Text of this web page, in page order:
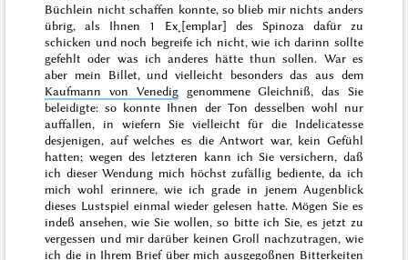
Büchlein nicht schaffen konnte, so blieb mir nichts anders
übrig, als Ihnen 1 Ex˖[emplar] des Spinoza dafür zu
schicken und noch begreife ich nicht, wie ich darinn sollte
gefehlt oder was ich anderes hätte thun sollen. War es
aber mein Billet, und vielleicht besonders das aus dem
Kaufmann von Venediggenommene Gleichniß, das Sie
beleidigte: so konnte Ihnen der Ton desselben wohl nur
auffallen, in wiefern Sie vielleicht für die Indelicatesse
desjenigen, auf welches es die Antwort war, kein Gefühl
hatten; wegen des letzteren kann ich Sie versichern, daß
ich dieser Wendung mich höchst zufällig bediente, da ich
mich wohl erinnere, wie ich grade in jenem Augenblick
dieses Lustspiel einmal wieder gelesen hatte. Mögen Sie es
indeß ansehen, wie Sie wollen, so bitte ich Sie, es jetzt zu
vergessen und mir darüber keinen Groll nachzutragen, wie
ich die in Ihrem Brief über mich ausgegoßnen Bitterkeiten